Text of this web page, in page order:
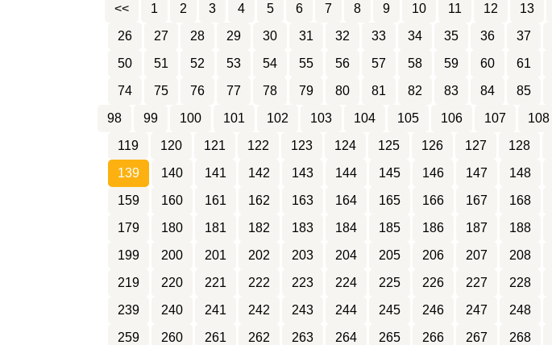
<< 1 2 3 4 5 6 7 8 9 10 11 12 13
26
27 28 29 30 31 32 33 34 35 36 37
50
51 52 53 54 55 56 57 58 59 60 61
74
75 76 77 78 79 80 81 82 83 84 85
98
99 100 101 102 103 104 105 106 107 108
119
120 121 122 123 124 125 126 127 128
139
140 141 142 143 144 145 146 147 148
159
160 161 162 163 164 165 166 167 168
179
180 181 182 183 184 185 186 187 188
199
200 201 202 203 204 205 206 207 208
219
220 221 222 223 224 225 226 227 228
239
240 241 242 243 244 245 246 247 248
259
260 261 262 263 264 265 266 267 268